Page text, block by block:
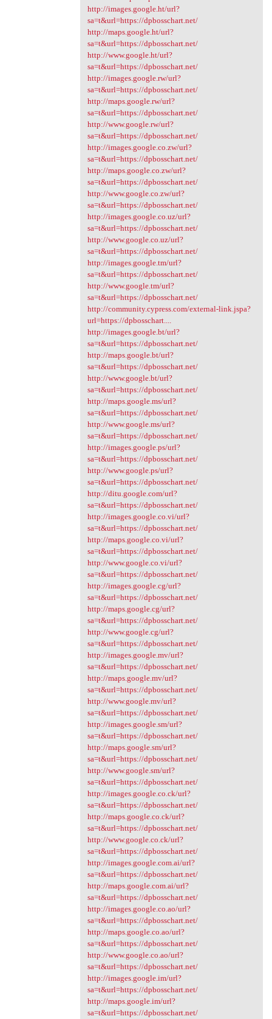
http://images.google.ht/url?
sa=t&url=https://dpbosschart.net/
http://maps.google.ht/url?
sa=t&url=https://dpbosschart.net/
http://www.google.ht/url?
sa=t&url=https://dpbosschart.net/
http://images.google.rw/url?
sa=t&url=https://dpbosschart.net/
http://maps.google.rw/url?
sa=t&url=https://dpbosschart.net/
http://www.google.rw/url?
sa=t&url=https://dpbosschart.net/
http://images.google.co.zw/url?
sa=t&url=https://dpbosschart.net/
http://maps.google.co.zw/url?
sa=t&url=https://dpbosschart.net/
http://www.google.co.zw/url?
sa=t&url=https://dpbosschart.net/
http://images.google.co.uz/url?
sa=t&url=https://dpbosschart.net/
http://www.google.co.uz/url?
sa=t&url=https://dpbosschart.net/
http://images.google.tm/url?
sa=t&url=https://dpbosschart.net/
http://www.google.tm/url?
sa=t&url=https://dpbosschart.net/
http://community.cypress.com/external-link.jspa?
url=https://dpbosschart....
http://images.google.bt/url?
sa=t&url=https://dpbosschart.net/
http://maps.google.bt/url?
sa=t&url=https://dpbosschart.net/
http://www.google.bt/url?
sa=t&url=https://dpbosschart.net/
http://maps.google.ms/url?
sa=t&url=https://dpbosschart.net/
http://www.google.ms/url?
sa=t&url=https://dpbosschart.net/
http://images.google.ps/url?
sa=t&url=https://dpbosschart.net/
http://www.google.ps/url?
sa=t&url=https://dpbosschart.net/
http://ditu.google.com/url?
sa=t&url=https://dpbosschart.net/
http://images.google.co.vi/url?
sa=t&url=https://dpbosschart.net/
http://maps.google.co.vi/url?
sa=t&url=https://dpbosschart.net/
http://www.google.co.vi/url?
sa=t&url=https://dpbosschart.net/
http://images.google.cg/url?
sa=t&url=https://dpbosschart.net/
http://maps.google.cg/url?
sa=t&url=https://dpbosschart.net/
http://www.google.cg/url?
sa=t&url=https://dpbosschart.net/
http://images.google.mv/url?
sa=t&url=https://dpbosschart.net/
http://maps.google.mv/url?
sa=t&url=https://dpbosschart.net/
http://www.google.mv/url?
sa=t&url=https://dpbosschart.net/
http://images.google.sm/url?
sa=t&url=https://dpbosschart.net/
http://maps.google.sm/url?
sa=t&url=https://dpbosschart.net/
http://www.google.sm/url?
sa=t&url=https://dpbosschart.net/
http://images.google.co.ck/url?
sa=t&url=https://dpbosschart.net/
http://maps.google.co.ck/url?
sa=t&url=https://dpbosschart.net/
http://www.google.co.ck/url?
sa=t&url=https://dpbosschart.net/
http://images.google.com.ai/url?
sa=t&url=https://dpbosschart.net/
http://maps.google.com.ai/url?
sa=t&url=https://dpbosschart.net/
http://images.google.co.ao/url?
sa=t&url=https://dpbosschart.net/
http://maps.google.co.ao/url?
sa=t&url=https://dpbosschart.net/
http://www.google.co.ao/url?
sa=t&url=https://dpbosschart.net/
http://images.google.im/url?
sa=t&url=https://dpbosschart.net/
http://maps.google.im/url?
sa=t&url=https://dpbosschart.net/